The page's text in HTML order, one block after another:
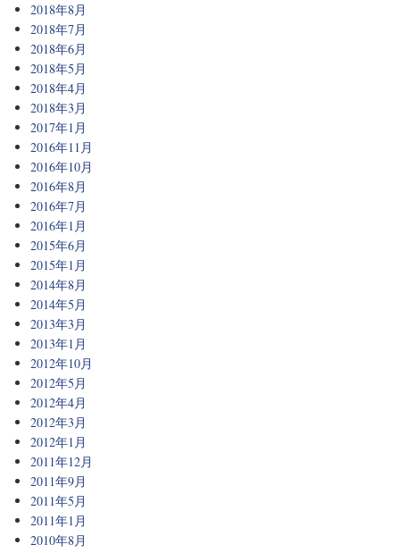
2018年8月
2018年7月
2018年6月
2018年5月
2018年4月
2018年3月
2017年1月
2016年11月
2016年10月
2016年8月
2016年7月
2016年1月
2015年6月
2015年1月
2014年8月
2014年5月
2013年3月
2013年1月
2012年10月
2012年5月
2012年4月
2012年3月
2012年1月
2011年12月
2011年9月
2011年5月
2011年1月
2010年8月